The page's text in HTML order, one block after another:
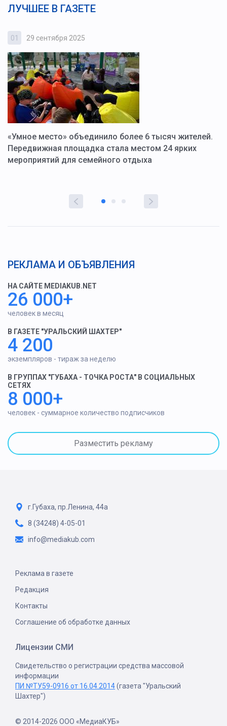
ЛУЧШЕЕ В ГАЗЕТЕ
01 29 сентября 2025
«Умное место» объединило более 6 тысяч жителей.
Передвижная площадка стала местом 24 ярких
мероприятий для семейного отдыха
РЕКЛАМА И ОБЪЯВЛЕНИЯ
НА САЙТЕ MEDIAKUB.NET
26 000+
человек в месяц
В ГАЗЕТЕ "УРАЛЬСКИЙ ШАХТЕР"
4 200
экземпляров - тираж за неделю
В ГРУППАХ "ГУБАХА - ТОЧКА РОСТА" В СОЦИАЛЬНЫХ
СЕТЯХ
8 000+
человек - суммарное количество подписчиков
Разместить рекламу
г.Губаха, пр.Ленина, 44а
8 (34248) 4-05-01
info@mediakub.com
Реклама в газете
Редакция
Контакты
Соглашение об обработке данных
Лицензии СМИ
Свидетельство о регистрации средства массовой
информации
ПИ №ТУ59-0916 от 16.04.2014(газета "Уральский
Шахтер")
© 2014-2026 ООО «МедиаКУБ»